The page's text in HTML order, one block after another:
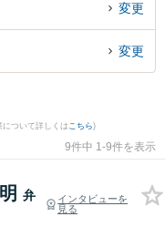
解決の実績豊富な近くの弁護
除を法律相談できる浜松市内
者さんにおすすめです。
変更
変更
について詳しくは こちら)
9件中 1-9件を表示
弁
インタビューを
見る